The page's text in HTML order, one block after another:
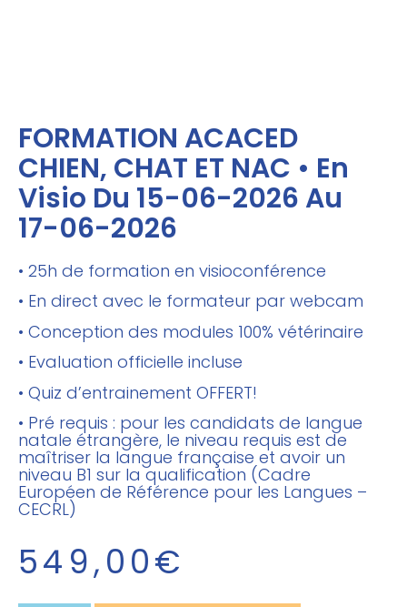
FORMATION ACACED
CHIEN, CHAT ET NAC • En
Visio Du 15-06-2026 Au
17-06-2026
• 25h de formation en visioconférence
• En direct avec le formateur par webcam
• Conception des modules 100% vétérinaire
• Evaluation officielle incluse
• Quiz d’entrainement OFFERT!
• Pré requis : pour les candidats de langue
natale étrangère, le niveau requis est de
maîtriser la langue française et avoir un
niveau B1 sur la qualification (Cadre
Européen de Référence pour les Langues –
CECRL)
549,00€